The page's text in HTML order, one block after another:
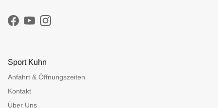
Facebook
YouTubeInstagram
Sport Kuhn
Anfahrt & Öffnungszeiten
Kontakt
Über Uns